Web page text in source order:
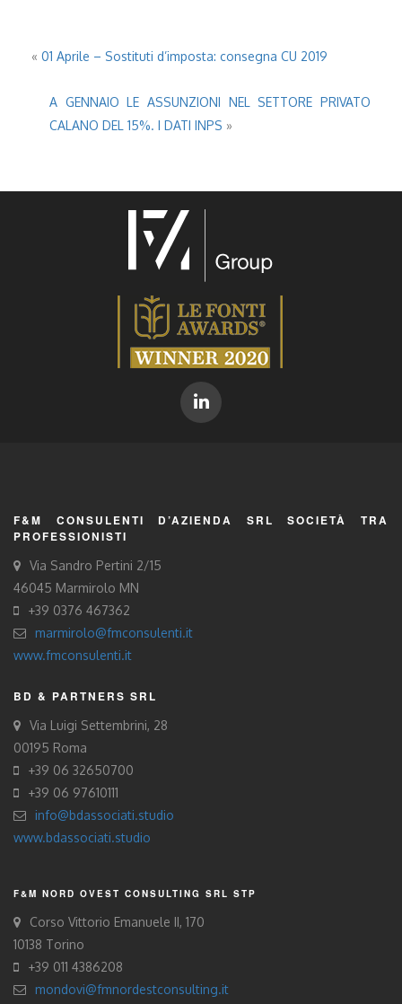
« 01 Aprile – Sostituti d’imposta: consegna CU 2019
A GENNAIO LE ASSUNZIONI NEL SETTORE PRIVATO
CALANO DEL 15%. I DATI INPS »
F&M CONSULENTI D’AZIENDA SRL SOCIETÀ TRA
PROFESSIONISTI
Via Sandro Pertini 2/15
46045 Marmirolo MN
+39 0376 467362
marmirolo@fmconsulenti.it
www.fmconsulenti.it
BD & PARTNERS SRL
Via Luigi Settembrini, 28
00195 Roma
+39 06 32650700
+39 06 97610111
info@bdassociati.studio
www.bdassociati.studio
F&M NORD OVEST CONSULTING SRL STP
Corso Vittorio Emanuele II, 170
10138 Torino
+39 011 4386208
mondovi@fmnordestconsulting.it